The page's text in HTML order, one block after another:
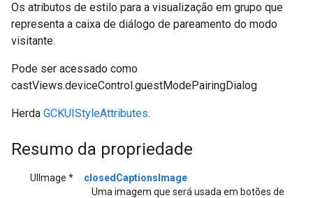
Os atributos de estilo para a visualização em grupo que
representa a caixa de diálogo de pareamento do modo
visitante.
Pode ser acessado como
castViews.deviceControl.guestModePairingDialog
Herda GCKUIStyleAttributes.
Resumo da propriedade
UIImage *
closedCaptionsImage
Uma imagem que será usada em botões de